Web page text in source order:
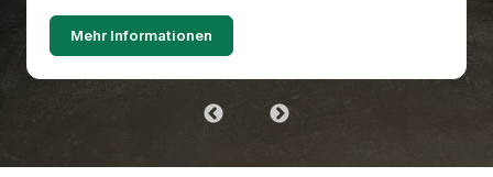
Mehr Informationen